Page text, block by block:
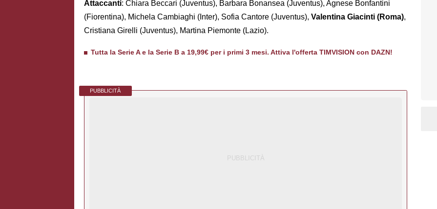
Attaccanti: Chiara Beccari (Juventus), Barbara Bonansea (Juventus), Agnese Bonfantini
(Fiorentina), Michela Cambiaghi (Inter), Sofia Cantore (Juventus), Valentina Giacinti (Roma),
Cristiana Girelli (Juventus), Martina Piemonte (Lazio).
Tutta la Serie A e la Serie B a 19,99€ per i primi 3 mesi. Attiva l'offerta TIMVISION con DAZN!
PUBBLICITÀ